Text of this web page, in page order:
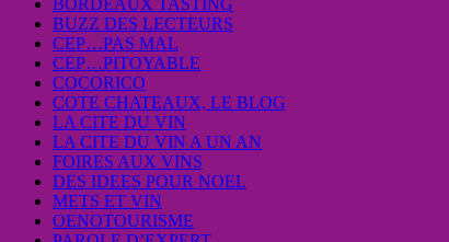
BORDEAUX TASTING
BUZZ DES LECTEURS
CEP…PAS MAL
CEP…PITOYABLE
COCORICO
COTE CHATEAUX, LE BLOG
LA CITE DU VIN
LA CITE DU VIN A UN AN
FOIRES AUX VINS
DES IDEES POUR NOEL
METS ET VIN
OENOTOURISME